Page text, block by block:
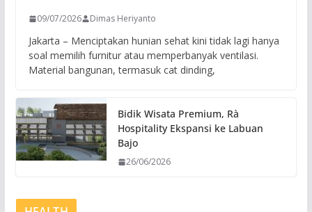
09/07/2026 Dimas Heriyanto
Jakarta – Menciptakan hunian sehat kini tidak lagi hanya
soal memilih furnitur atau memperbanyak ventilasi.
Material bangunan, termasuk cat dinding,
Bidik Wisata Premium, Rà
Hospitality Ekspansi ke Labuan
Bajo
26/06/2026